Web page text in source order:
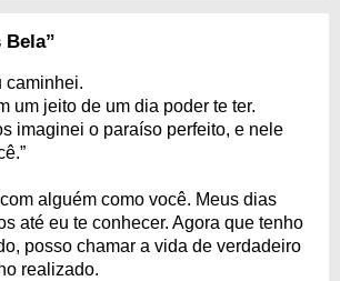
Bela”
caminhei.
um jeito de um dia poder te ter.
imaginei o paraíso perfeito, e nele
alguém como você. Meus dias
até eu te conhecer. Agora que tenho
posso chamar a vida de verdadeiro
realizado.